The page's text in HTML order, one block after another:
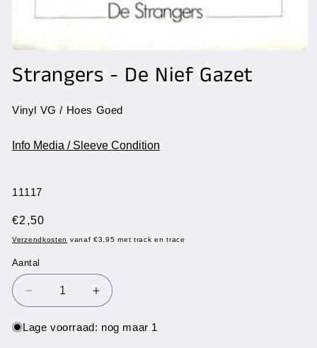
1
openen
Strangers - De Nief Gazet
Vinyl VG / Hoes Goed
Info Media / Sleeve Condition
SKU:
11117
Normale
prijs
€2,50
Verzendkosten vanaf €3,95 met track en trace
Aantal
Aantal
Aantal
verlagen
voor
Aantal
verhogen
voor
Lage voorraad: nog maar 1